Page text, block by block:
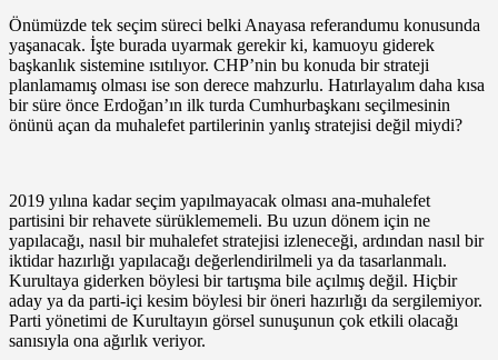
Önümüzde tek seçim süreci belki Anayasa referandumu konusunda
yaşanacak. İşte burada uyarmak gerekir ki, kamuoyu giderek
başkanlık sistemine ısıtılıyor. CHP’nin bu konuda bir strateji
planlamamış olması ise son derece mahzurlu. Hatırlayalım daha kısa
bir süre önce Erdoğan’ın ilk turda Cumhurbaşkanı seçilmesinin
önünü açan da muhalefet partilerinin yanlış stratejisi değil miydi?
2019 yılına kadar seçim yapılmayacak olması ana-muhalefet
partisini bir rehavete sürüklememeli. Bu uzun dönem için ne
yapılacağı, nasıl bir muhalefet stratejisi izleneceği, ardından nasıl bir
iktidar hazırlığı yapılacağı değerlendirilmeli ya da tasarlanmalı.
Kurultaya giderken böylesi bir tartışma bile açılmış değil. Hiçbir
aday ya da parti-içi kesim böylesi bir öneri hazırlığı da sergilemiyor.
Parti yönetimi de Kurultayın görsel sunuşunun çok etkili olacağı
sanısıyla ona ağırlık veriyor.